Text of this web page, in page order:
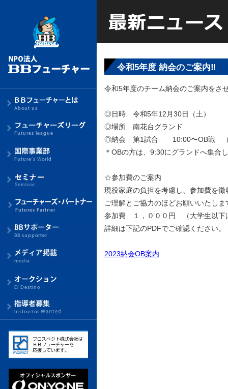
令和5年度 納会のご案内‼︎
令和5年度のチーム納会のご案内をさ
◎日時 令和5年12月30日（土）
◎場所 南花台グランド
◎納会 第1試合 10:00〜OB戦 （
＊OBの方は、9:30にグランドへ集合
☆参加費のご案内
現役家庭の負担を考慮し、参加費を
ご理解とご協力のほどお願いいたしま
参加費 １，０００円 （大学生以下
詳細は下記のPDFでご確認ください。
2023納会OB案内